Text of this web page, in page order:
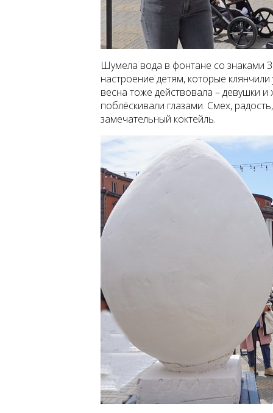
Шумела вода в фонтане со знаками
настроение детям, которые
весна тоже действовала – девушки
поблёскивали глазами. Смех,
замечательный коктейль.